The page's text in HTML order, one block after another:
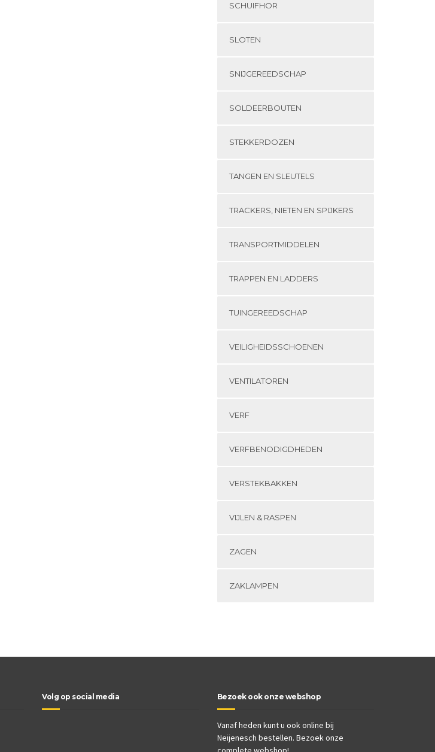
SCHUIFHOR
SLOTEN
SNIJGEREEDSCHAP
SOLDEERBOUTEN
STEKKERDOZEN
TANGEN EN SLEUTELS
TRACKERS, NIETEN EN SPIJKERS
TRANSPORTMIDDELEN
TRAPPEN EN LADDERS
TUINGEREEDSCHAP
VEILIGHEIDSSCHOENEN
VENTILATOREN
VERF
VERFBENODIGDHEDEN
VERSTEKBAKKEN
VIJLEN & RASPEN
ZAGEN
ZAKLAMPEN
Volg op social media Bezoek ook onze webshop
Vanaf heden kunt u ook online bij
Neijenesch bestellen. Bezoek onze